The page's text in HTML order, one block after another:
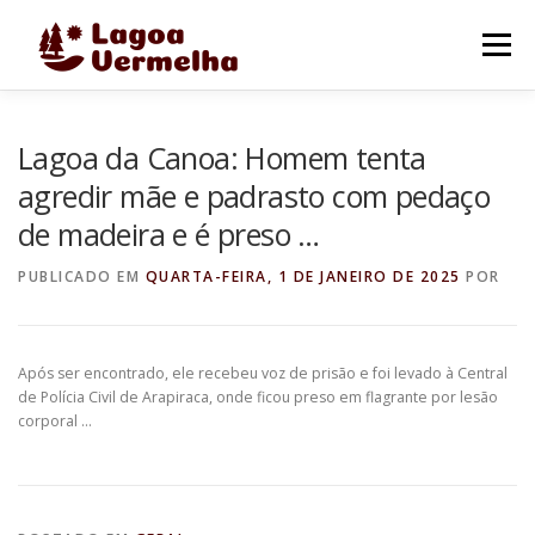
Menu
FALE CONOSCO
Lagoa da Canoa: Homem tenta
agredir mãe e padrasto com pedaço
de madeira e é preso …
PUBLICADO EM QUARTA-FEIRA, 1 DE JANEIRO DE 2025 POR
Após ser encontrado, ele recebeu voz de prisão e foi levado à Central
de Polícia Civil de Arapiraca, onde ficou preso em flagrante por lesão
corporal …